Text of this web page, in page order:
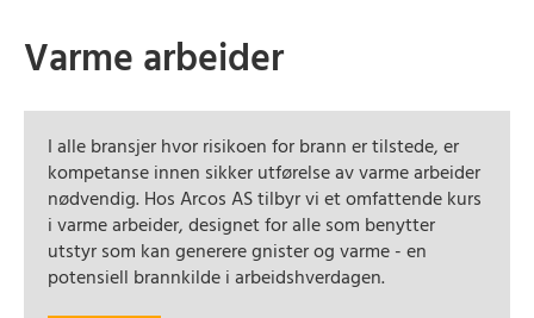
Varme arbeider
I alle bransjer hvor risikoen for brann er tilstede, er
kompetanse innen sikker utførelse av varme arbeider
nødvendig. Hos Arcos AS tilbyr vi et omfattende kurs
i varme arbeider, designet for alle som benytter
utstyr som kan generere gnister og varme - en
potensiell brannkilde i arbeidshverdagen.